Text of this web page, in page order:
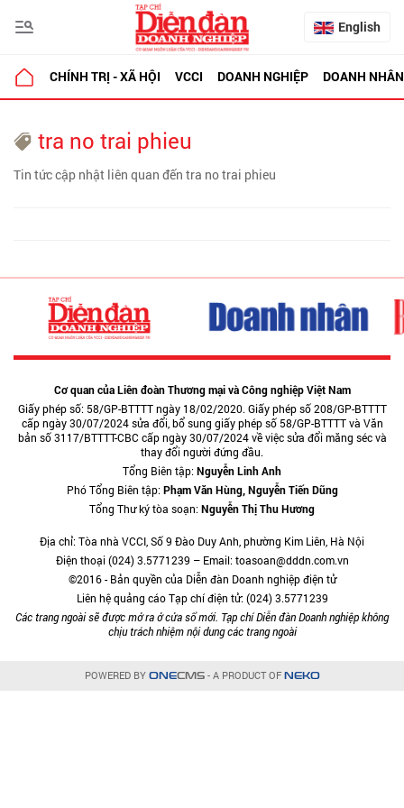
English
CHÍNH TRỊ - XÃ HỘI VCCI DOANH NGHIỆP DOANH NHÂN
tra no trai phieu
Tin tức cập nhật liên quan đến tra no trai phieu
Cơ quan của Liên đoàn Thương mại và Công nghiệp Việt Nam
Giấy phép số: 58/GP-BTTTT ngày 18/02/2020. Giấy phép số 208/GP-BTTTT
cấp ngày 30/07/2024 sửa đổi, bổ sung giấy phép số 58/GP-BTTTT và Văn
bản số 3117/BTTTT-CBC cấp ngày 30/07/2024 về việc sửa đổi măng séc và
thay đổi người đứng đầu.
Tổng Biên tập:Nguyễn Linh Anh
Phó Tổng Biên tập:Phạm Văn Hùng, Nguyễn Tiến Dũng
Tổng Thư ký tòa soạn:Nguyễn Thị Thu Hương
Địa chỉ: Tòa nhà VCCI, Số 9 Đào Duy Anh, phường Kim Liên, Hà Nội
Điện thoại (024) 3.5771239 – Email: toasoan@dddn.com.vn
©2016 - Bản quyền của Diễn đàn Doanh nghiệp điện tử
Liên hệ quảng cáo Tạp chí điện tử: (024) 3.5771239
Các trang ngoài sẽ được mở ra ở cửa sổ mới. Tạp chí Diễn đàn Doanh nghiệp không
chịu trách nhiệm nội dung các trang ngoài
POWERED BY ONECMS- A PRODUCT OF NEKO